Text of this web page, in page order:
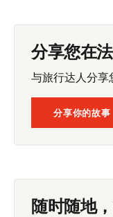
分享您在
与旅行达人分享
分享你的故事
随时随地